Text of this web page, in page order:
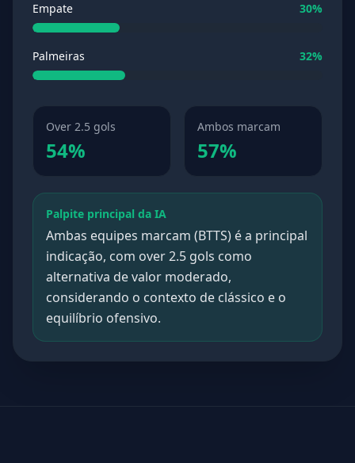
Empate 30%
Palmeiras 32%
Over 2.5 gols
54%
Ambos marcam
57%
Palpite principal da IA
Ambas equipes marcam (BTTS) é a principal
indicação, com over 2.5 gols como
alternativa de valor moderado,
considerando o contexto de clássico e o
equilíbrio ofensivo.